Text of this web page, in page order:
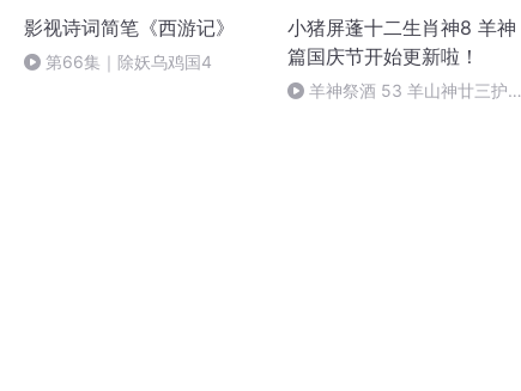
影视诗词简笔《西游记》
第66集｜除妖乌鸡国4
小猪屏蓬十二生肖神8 羊神
篇国庆节开始更新啦！
羊神祭酒 53 羊山神廿三护祭